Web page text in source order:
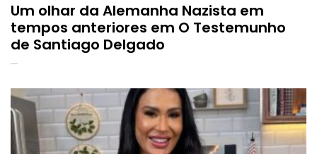
Um olhar da Alemanha Nazista em
tempos anteriores em O Testemunho
de Santiago Delgado